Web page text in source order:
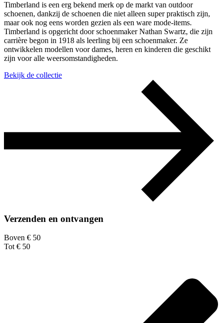
Timberland is een erg bekend merk op de markt van outdoor
schoenen, dankzij de schoenen die niet alleen super praktisch zijn,
maar ook nog eens worden gezien als een ware mode-items.
Timberland is opgericht door schoenmaker Nathan Swartz, die zijn
carrière begon in 1918 als leerling bij een schoenmaker. Ze
ontwikkelen modellen voor dames, heren en kinderen die geschikt
zijn voor alle weersomstandigheden.
Bekijk de collectie
Verzenden en ontvangen
Boven € 50
Tot € 50